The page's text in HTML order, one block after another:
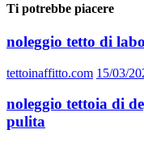
Ti potrebbe piacere
noleggio tetto di
tettoinaffitto.com 15/03/
noleggio tettoia di
pulita